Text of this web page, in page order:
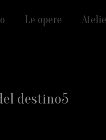
Le opere
destino5